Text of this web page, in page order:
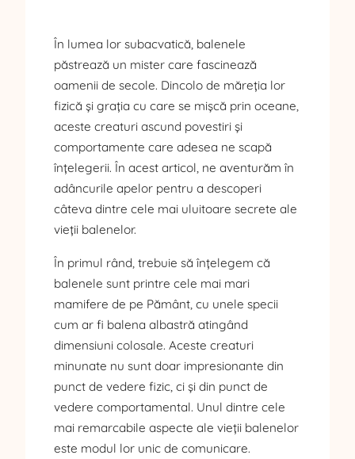
În lumea lor subacvatică, balenele
păstrează un mister care fascinează
oamenii de secole. Dincolo de măreția lor
fizică și grația cu care se mișcă prin oceane,
aceste creaturi ascund povestiri și
comportamente care adesea ne scapă
înțelegerii. În acest articol, ne aventurăm în
adâncurile apelor pentru a descoperi
câteva dintre cele mai uluitoare secrete ale
vieții balenelor.
În primul rând, trebuie să înțelegem că
balenele sunt printre cele mai mari
mamifere de pe Pământ, cu unele specii
cum ar fi balena albastră atingând
dimensiuni colosale. Aceste creaturi
minunate nu sunt doar impresionante din
punct de vedere fizic, ci și din punct de
vedere comportamental. Unul dintre cele
mai remarcabile aspecte ale vieții balenelor
este modul lor unic de comunicare.